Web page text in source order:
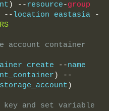
) --resource-group
-- location eastasia
-
account container
create
--name
)
--
storage_account )
key and set variable